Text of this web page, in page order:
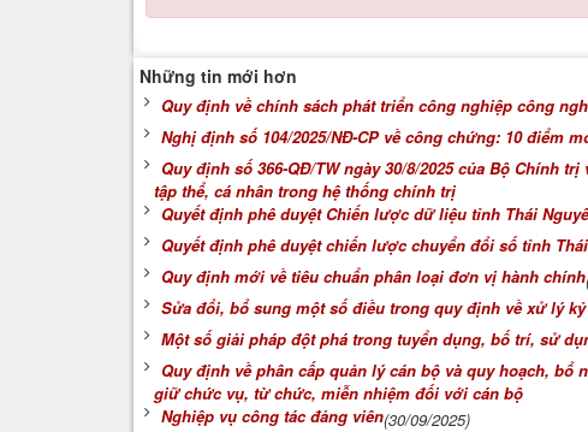
Những tin mới hơn
Quy định về chính sách phát triển công nghiệp công
Nghị định số 104/2025/NĐ-CP về công chứng: 10 điểm
Quy định số 366-QĐ/TW ngày 30/8/2025 của Bộ Chính
tập thể, cá nhân trong hệ thống chính trị
Quyết định phê duyệt Chiến lược dữ liệu tỉnh Thái
Quyết định phê duyệt chiến lược chuyển đổi số tỉnh
Quy định mới về tiêu chuẩn phân loại đơn vị hành chính
Sửa đổi, bổ sung một số điều trong quy định về xử lý
Một số giải pháp đột phá trong tuyển dụng, bố trí, sử
Quy định về phân cấp quản lý cán bộ và quy hoạch,
giữ chức vụ, từ chức, miễn nhiệm đối với cán bộ
Nghiệp vụ công tác đảng viên(30/09/2025)